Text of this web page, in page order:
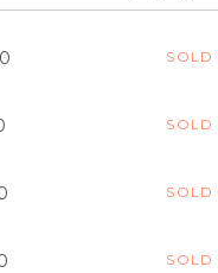
SOLD
SOLD
SOLD
SOLD